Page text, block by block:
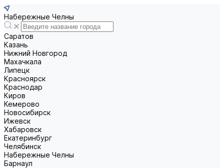
Набережные Челны
Саратов
Казань
Нижний Новгород
Махачкала
Липецк
Красноярск
Краснодар
Киров
Кемерово
Новосибирск
Ижевск
Хабаровск
Екатеринбург
Челябинск
Набережные Челны
Барнаул